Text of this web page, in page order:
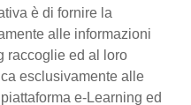
è di fornire la
alle informazioni
raccoglie ed al loro
esclusivamente alle
e-Learning ed